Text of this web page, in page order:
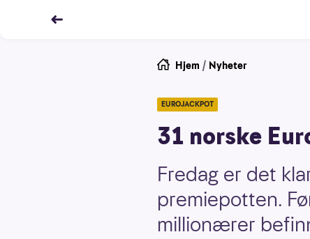
Hjem / Nyheter
EUROJACKPOT
31 norske
Fredag er det
premiepotten.
millionærer